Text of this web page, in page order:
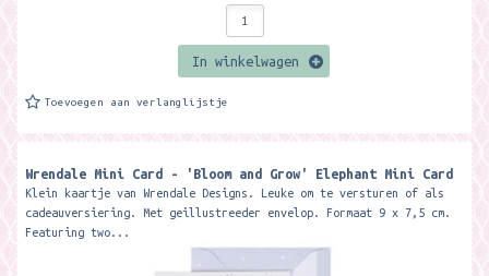
In winkelwagen
Toevoegen aan verlanglijstje
Wrendale Mini Card - 'Bloom and Grow' Elephant Mini Card ​
Klein kaartje van Wrendale Designs. Leuke om te versturen of als
cadeauversiering. Met geillustreeder envelop. Formaat 9 x 7,5 cm.
Featuring two...